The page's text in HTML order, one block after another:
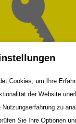
Cookies, um Ihre
der Website
zu
Sie Ihre Optionen